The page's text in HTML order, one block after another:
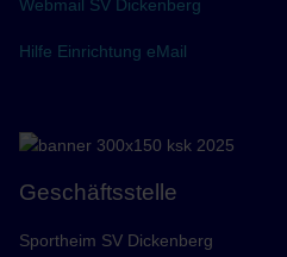
Webmail SV Dickenberg
Hilfe Einrichtung eMail
Geschäftsstelle
Sportheim SV Dickenberg